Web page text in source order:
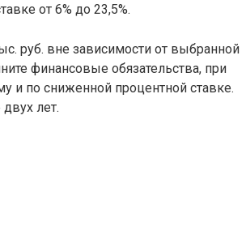
от 6% до 23,5%.
руб. вне зависимости от выбранной
финансовые обязательства, при
по сниженной процентной ставке.
лет.